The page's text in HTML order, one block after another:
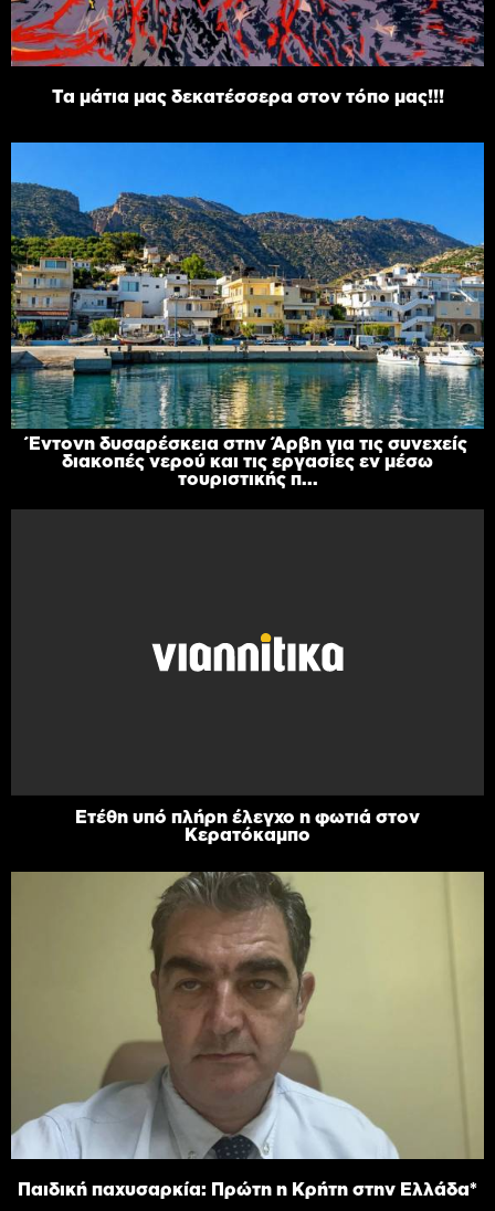
Τα μάτια μας δεκατέσσερα στον τόπο μας!!!
Έντονη δυσαρέσκεια στην Άρβη για τις συνεχείς
διακοπές νερού και τις εργασίες εν μέσω
τουριστικής π...
Ετέθη υπό πλήρη έλεγχο η φωτιά στον
Κερατόκαμπο
Παιδική παχυσαρκία: Πρώτη η Κρήτη στην Ελλάδα*